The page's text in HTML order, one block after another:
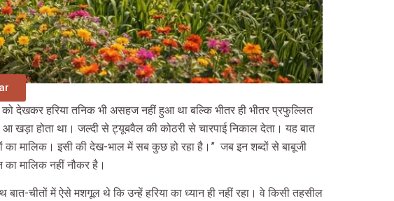
हरिया तनिक भी असहज नहीं हुआ था बल्कि भीतर ही भीतर प्रफुल्लित
होता था। जल्दी से ट्यूबवैल की कोठरी से चारपाई निकाल देता। यह बात
का मालिक। इसी की देख-भाल में सब कुछ हो रहा है।” जब इन शब्दों से बाबूजी
मालिक नहीं नौकर है।
चीतों में ऐसे मशगूल थे कि उन्हें हरिया का ध्यान ही नहीं रहा। वे किसी तहसील